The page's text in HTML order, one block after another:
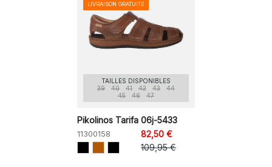
TAILLES DISPONIBLES
39
40 41 42 43
44
45
46 47
Pikolinos Tarifa 06j-5433
11300158
82,50 €
109,95 €
LIVRAISON GRATUITE